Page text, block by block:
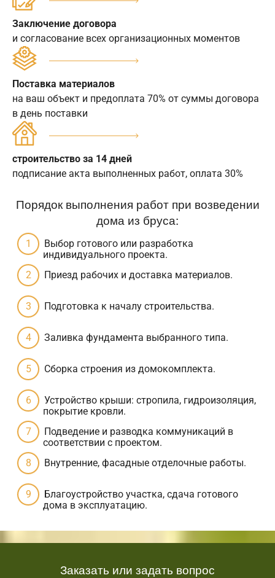
Заключение договора
и согласование всех организационных моментов
Поставка материалов
на ваш объект и предоплата 70% от суммы договора
в день поставки
строительство за 14 дней
подписание акта выполненных работ, оплата 30%
Порядок выполнения работ при возведении
дома из бруса:
Выбор готового или разработка
индивидуального проекта.
Приезд рабочих и доставка материалов.
Подготовка к началу строительства.
Заливка фундамента выбранного типа.
Сборка строения из домокомплекта.
Устройство крыши: стропила, гидроизоляция,
покрытие кровли.
Подведение и разводка коммуникаций в
соответствии с проектом.
Внутренние, фасадные отделочные работы.
Благоустройство участка, сдача готового
дома в эксплуатацию.
Заказать или задать вопрос